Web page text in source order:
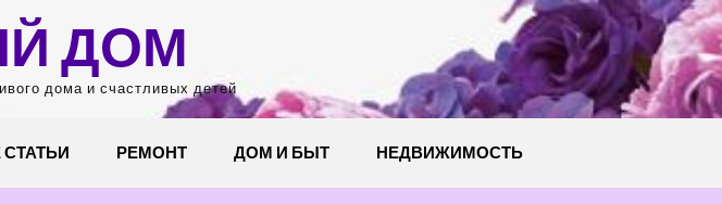
ДОМ
дома и счастливых детей
РЕМОНТ ДОМ И БЫТ НЕДВИЖИМОСТЬ